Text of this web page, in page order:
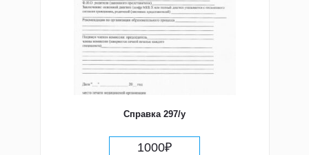
Справка 297/у
1000₽